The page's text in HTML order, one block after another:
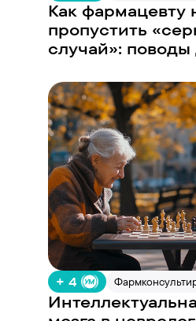
Как фармацевту
пропустить
случай»: поводы
+ 4